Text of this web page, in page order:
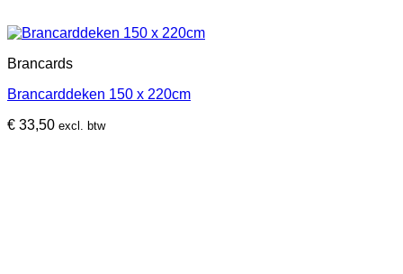
Brancards
Brancarddeken 150 x 220cm
€ 33,50 excl. btw